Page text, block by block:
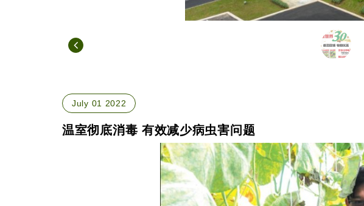
July 01 2022
温室彻底消毒 有效减少病虫害问题